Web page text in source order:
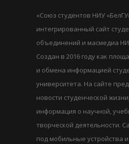
«Союз студентов НИУ
интегрированный сайт
объединений и масмедиа
Создан в 2016 году как
и обмена информацией
университета. На сайте
новости студенческой
информация о научной,
творческой деятельности.
под мобильные устройства